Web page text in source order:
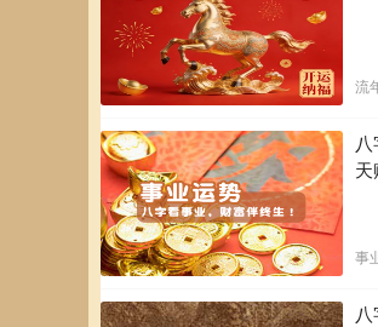
流
天
事